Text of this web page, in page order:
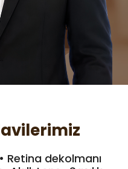
• Retina dekolmanı